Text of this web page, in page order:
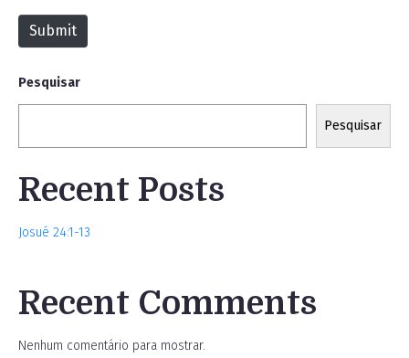
t
Submit
Pesquisar
Pesquisar
Recent Posts
Josué 24:1-13
Recent Comments
Nenhum comentário para mostrar.